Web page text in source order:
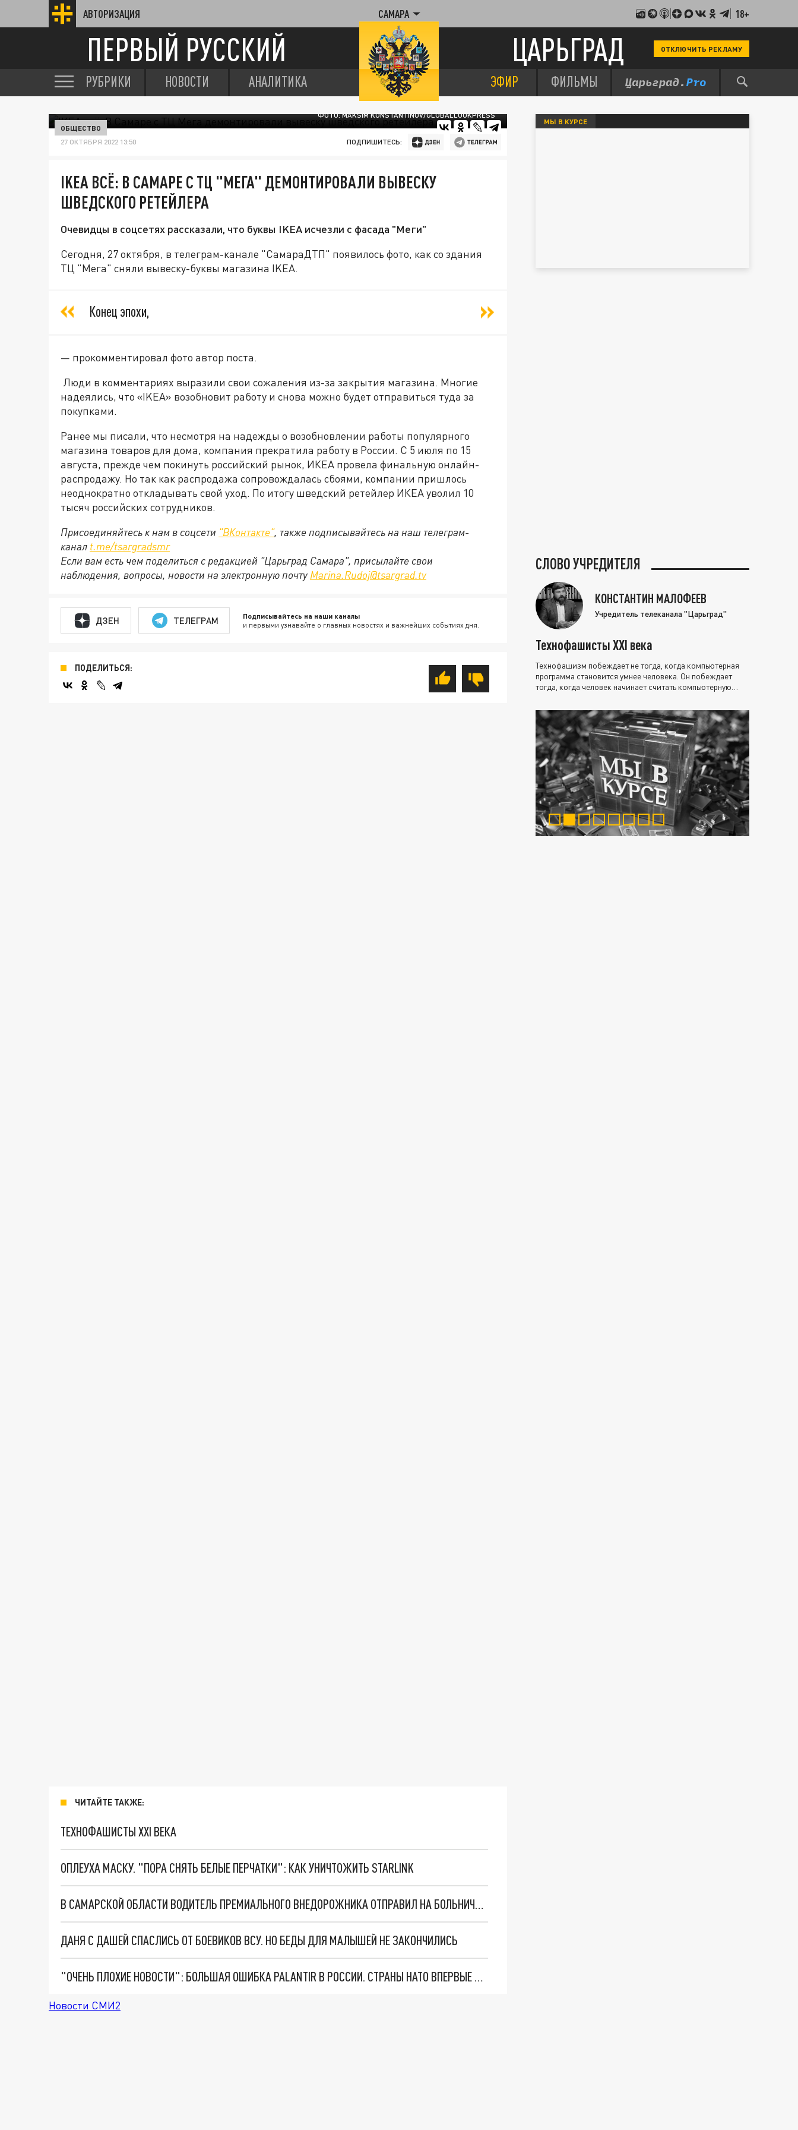
АВТОРИЗАЦИЯ САМАРА 18+
ПЕРВЫЙ РУССКИЙ ЦАРЬГРАД ОТКЛЮЧИТЬ РЕКЛАМУ
РУБРИКИ НОВОСТИ АНАЛИТИКА ЭФИР ФИЛЬМЫ
ФОТО: MAKSIM KONSTANTINOV/GLOBALLOOKPRESS
ОБЩЕСТВО
27 ОКТЯБРЯ 2022 13:50 ПОДПИШИТЕСЬ:
IKEA ВСЁ: В САМАРЕ С ТЦ "МЕГА" ДЕМОНТИРОВАЛИ ВЫВЕСКУ
ШВЕДСКОГО РЕТЕЙЛЕРА
Очевидцы в соцсетях рассказали, что буквы IKEA исчезли с фасада "Меги"
Сегодня, 27 октября, в телеграм-канале "СамараДТП" появилось фото, как со здания
ТЦ "Мега" сняли вывеску-буквы магазина IKEA.
Конец эпохи,
— прокомментировал фото автор поста.
Люди в комментариях выразили свои сожаления из-за закрытия магазина. Многие
надеялись, что «IKEA» возобновит работу и снова можно будет отправиться туда за
покупками.
Ранее мы писали, что несмотря на надежды о возобновлении работы популярного
магазина товаров для дома, компания прекратила работу в России. С 5 июля по 15
августа, прежде чем покинуть российский рынок, ИКЕА провела финальную онлайн-
распродажу. Но так как распродажа сопровождалась сбоями, компании пришлось
неоднократно откладывать свой уход. По итогу шведский ретейлер ИКЕА уволил 10
тысяч российских сотрудников.
Присоединяйтесь к нам в соцсети "ВКонтакте", также подписывайтесь на наш телеграм-
канал t.me/tsargradsmr
Если вам есть чем поделиться с редакцией "Царьград Самара", присылайте свои
наблюдения, вопросы, новости на электронную почту Marina.Rudoj@tsargrad.tv
ДЗЕН ТЕЛЕГРАМ Подписывайтесь на наши каналы
и первыми узнавайте о главных новостях и важнейших событиях дня.
ПОДЕЛИТЬСЯ:
ЧИТАЙТЕ ТАКЖЕ:
ТЕХНОФАШИСТЫ XXI ВЕКА
ОПЛЕУХА МАСКУ. "ПОРА СНЯТЬ БЕЛЫЕ ПЕРЧАТКИ": КАК УНИЧТОЖИТЬ STARLINK
В САМАРСКОЙ ОБЛАСТИ ВОДИТЕЛЬ ПРЕМИАЛЬНОГО ВНЕДОРОЖНИКА ОТПРАВИЛ НА БОЛЬНИЧНУЮ КОЙКУ ПЕНСИОНЕРА
ДАНЯ С ДАШЕЙ СПАСЛИСЬ ОТ БОЕВИКОВ ВСУ. НО БЕДЫ ДЛЯ МАЛЫШЕЙ НЕ ЗАКОНЧИЛИСЬ
"ОЧЕНЬ ПЛОХИЕ НОВОСТИ": БОЛЬШАЯ ОШИБКА PALANTIR В РОССИИ. СТРАНЫ НАТО ВПЕРВЫЕ ЗА СВО ОСТАНОВИЛИ ПОСТАВКИ ОРУЖИЯ. ВСУ ТЕРЯЮТ ПРИГРАНИЧЬЕ?
Новости СМИ2
МЫ В КУРСЕ
СЛОВО УЧРЕДИТЕЛЯ
КОНСТАНТИН МАЛОФЕЕВ
Учредитель телеканала "Царьград"
Технофашисты XXI века
Технофашизм побеждает не тогда, когда компьютерная
программа становится умнее человека. Он побеждает
тогда, когда человек начинает считать компьютерную